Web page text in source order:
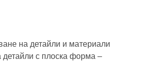
на детайли и материали
с плоска форма –